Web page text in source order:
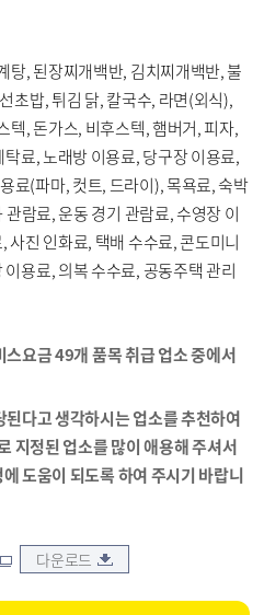
탕, 된장찌개백반, 김치찌개백반, 불
초밥, 튀김 닭, 칼국수, 라면(외식),
텍, 돈가스, 비후스텍, 햄버거, 피자,
료, 노래방 이용료, 당구장 이용료,
료(파마, 컷트, 드라이), 목욕료, 숙박
람료, 운동 경기 관람료, 수영장 이
사진 인화료, 택배 수수료, 콘도미니
용료, 의복 수수료, 공동주택 관리
요금 49개 품목 취급 업소 중에서
다고 생각하시는 업소를 추천하여
지정된 업소를 많이 애용해 주셔서
도움이 되도록 하여 주시기 바랍니
다운로드